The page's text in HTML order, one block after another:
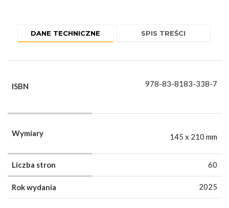
DANE TECHNICZNE SPIS TREŚCI
ISBN 978-83-8183-338-7
Wymiary 145 x 210 mm
Liczba stron 60
Rok wydania 2025